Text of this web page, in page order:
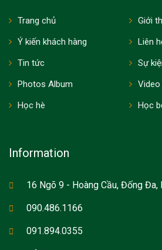
Trang chủ
Giới
Ý kiến khách hàng
Liên
Tin tức
Sự
Photos Album
Video
Học hè
Học
Information
16 Ngõ 9 - Hoàng Cầu, Đống Đa,
090.486.1166
091.894.0355